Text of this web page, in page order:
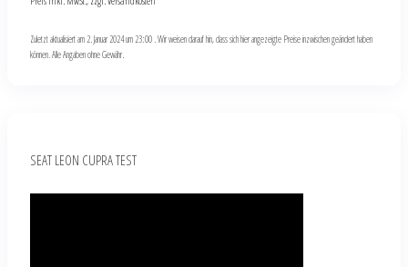
Zuletzt aktualisiert am 2. Januar 2024 um 23:00 . Wir weisen darauf hin, dass sich hier angezeigte Preise inzwischen geändert haben
können. Alle Angaben ohne Gewähr.
SEAT LEON CUPRA TEST